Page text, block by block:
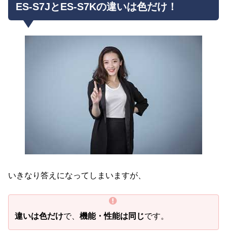
ES-S7JとES-S7Kの違いは色だけ！
いきなり答えになってしまいますが、
違いは色だけで、 機能・性能は同じです。